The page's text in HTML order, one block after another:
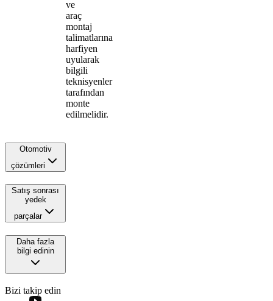
ve
araç
montaj
talimatlarına
harfiyen
uyularak
bilgili
teknisyenler
tarafından
monte
edilmelidir.
Otomotiv
çözümleri
Satış sonrası
yedek
parçalar
Daha fazla
bilgi edinin
Bizi takip edin